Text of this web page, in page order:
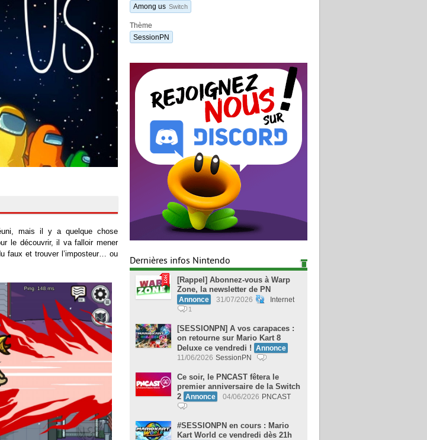
mais il y a quelque chose
le découvrir, il va falloir mener
faux et trouver l’imposteur… ou
Among us Switch
Thème
SessionPN
Dernières infos Nintendo
[Rappel] Abonnez-vous à Warp
Zone, la newsletter de PN
Annonce 31/07/2026 Internet
1
[SESSIONPN] A vos carapaces :
on retourne sur Mario Kart 8
Deluxe ce vendredi !
Annonce
11/06/2026 SessionPN
Ce soir, le PNCAST fêtera le
premier anniversaire de la Switch
2 Annonce 04/06/2026 PNCAST
#SESSIONPN en cours : Mario
Kart World ce vendredi dès 21h